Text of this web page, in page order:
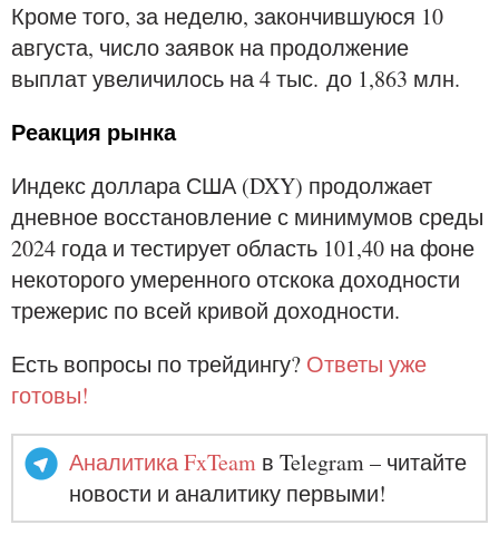
Кроме того, за неделю, закончившуюся 10
августа, число заявок на продолжение
выплат увеличилось на 4 тыс. до 1,863 млн.
Реакция рынка
Индекс доллара США (DXY) продолжает
дневное восстановление с минимумов среды
2024 года и тестирует область 101,40 на фоне
некоторого умеренного отскока доходности
трежерис по всей кривой доходности.
Есть вопросы по трейдингу? Ответы уже
готовы!
Аналитика FxTeam в Telegram – читайте
новости и аналитику первыми!